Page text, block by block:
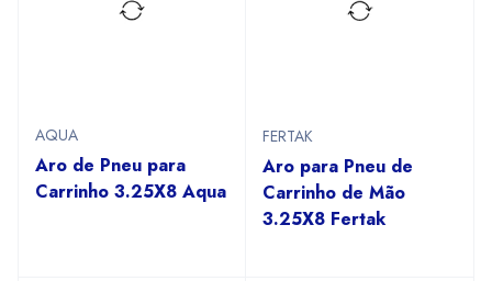
AQUA
Aro de Pneu para
Carrinho 3.25X8 Aqua
FERTAK
Aro para Pneu de
Carrinho de Mão
3.25X8 Fertak